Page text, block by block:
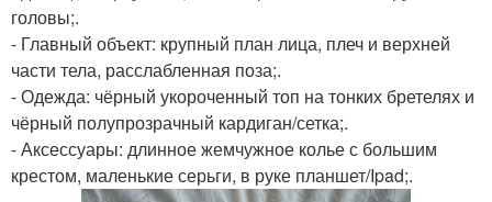
головы;.
- Главный объект: крупный план лица, плеч и верхней
части тела, расслабленная поза;.
- Одежда: чёрный укороченный топ на тонких бретелях и
чёрный полупрозрачный кардиган/сетка;.
- Аксессуары: длинное жемчужное колье с большим
крестом, маленькие серьги, в руке планшет/Ipad;.